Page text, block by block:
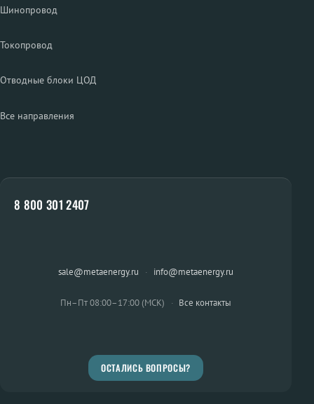
Шинопровод
Токопровод
Отводные блоки ЦОД
Все направления
8 800 301 2407
sale@metaenergy.ru · info@metaenergy.ru
Пн–Пт 08:00–17:00 (МСК) · Все контакты
ОСТАЛИСЬ ВОПРОСЫ?